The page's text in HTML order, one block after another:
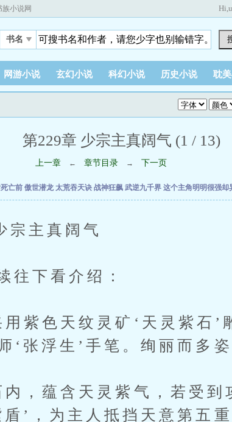
族小说网 Hi,
书名
网游小说 玄幻小说 科幻小说 历史小说 耽
第229章 少宗主真阔气 (1 / 13)
上一章 ← 章节目录 → 下一页
亡前 傲世潜龙太荒吞天诀 战神狂飙 武逆九千界 这个主角明明很强却
主真阔气
下看介绍：
色天纹灵矿‘天灵紫石’
‘张浮生’手笔。绚丽而多
蕴含天灵紫气，若受到
’，为主人抵挡天意第五